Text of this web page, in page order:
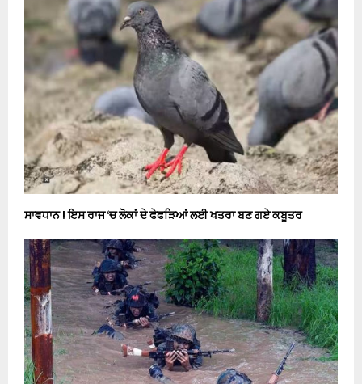
ਸਾਵਧਾਨ ! ਇਸ ਰਾਜ ‘ਚ ਲੋਕਾਂ ਦੇ ਫੇਫੜਿਆਂ ਲਈ ਖਤਰਾ ਬਣ ਗਏ ਕਬੂਤਰ